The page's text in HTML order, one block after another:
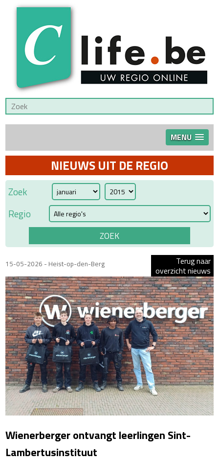
MENU
NIEUWS UIT DE REGIO
Zoek
Regio
15-05-2026 - Heist-op-den-Berg
Terug naar
overzicht nieuws
Wienerberger ontvangt leerlingen Sint-
Lambertusinstituut